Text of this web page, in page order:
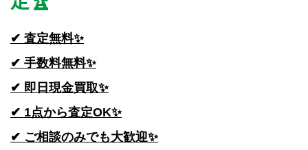
✔ 査定無料✨
✔ 手数料無料✨
✔ 即日現金買取✨
✔ 1点から査定OK✨
✔ ご相談のみでも大歓迎✨